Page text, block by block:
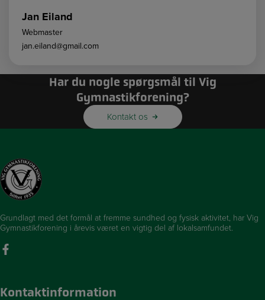
Jan Eiland
Webmaster
jan.eiland@gmail.com
Har du nogle spørgsmål til Vig
Gymnastikforening?
Kontakt os
Grundlagt med det formål at fremme sundhed og fysisk aktivitet, har Vig
Gymnastikforening i årevis været en vigtig del af lokalsamfundet.
Kontaktinformation